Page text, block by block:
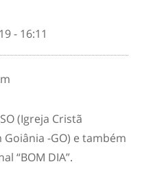
- 16:11
(Igreja Cristã
-GO) e também
“BOM DIA”.